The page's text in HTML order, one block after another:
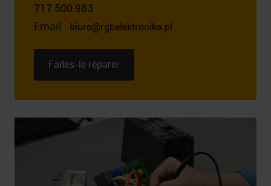
717 500 983
Email : biuro@rgbelektronika.pl
Faites-le réparer